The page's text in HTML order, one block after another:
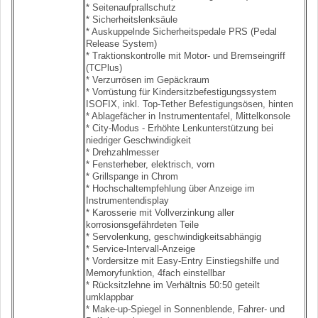
* Seitenaufprallschutz
* Sicherheitslenksäule
* Auskuppelnde Sicherheitspedale PRS (Pedal
Release System)
* Traktionskontrolle mit Motor- und Bremseingriff
(TCPlus)
* Verzurrösen im Gepäckraum
* Vorrüstung für Kindersitzbefestigungssystem
ISOFIX, inkl. Top-Tether Befestigungsösen, hinten
* Ablagefächer in Instrumententafel, Mittelkonsole
* City-Modus - Erhöhte Lenkunterstützung bei
niedriger Geschwindigkeit
* Drehzahlmesser
* Fensterheber, elektrisch, vorn
* Grillspange in Chrom
* Hochschaltempfehlung über Anzeige im
Instrumentendisplay
* Karosserie mit Vollverzinkung aller
korrosionsgefährdeten Teile
* Servolenkung, geschwindigkeitsabhängig
* Service-Intervall-Anzeige
* Vordersitze mit Easy-Entry Einstiegshilfe und
Memoryfunktion, 4fach einstellbar
* Rücksitzlehne im Verhältnis 50:50 geteilt
umklappbar
* Make-up-Spiegel in Sonnenblende, Fahrer- und